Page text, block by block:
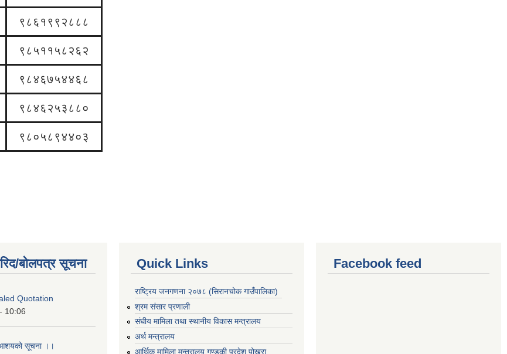
९८६१९९२८८८
९८५११५८२६२
९८४६७५४४६८
९८४६२५३८८०
९८०५८९४४०३
बोलपत्र सूचना
Quotation
10:06
आशयको सूचना ।।
Quick Links
राष्ट्रिय जनगणना २०७८ (सिरानचोक गाउँपालिका)
श्रम संसार प्रणाली
संघीय मामिला तथा स्थानीय विकास मन्त्रालय
अर्थ मन्त्रालय
आर्थिक मामिला मन्त्रालय गण्डकी प्रदेश पोखरा
Facebook feed